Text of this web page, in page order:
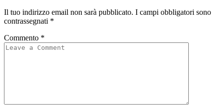
Il tuo indirizzo email non sarà pubblicato. I campi obbligatori sono
contrassegnati *
Commento *